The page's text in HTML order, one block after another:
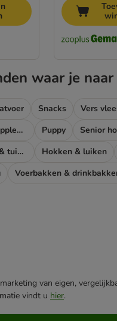
waar je naar
Snacks Vers
Dieetvoer & voedingssupplementen hond
Puppy Senior
Halsbanden, leibanden & tuigen
Hokken & luiken
Voerbakken &
van eigen,
vindt u hier.